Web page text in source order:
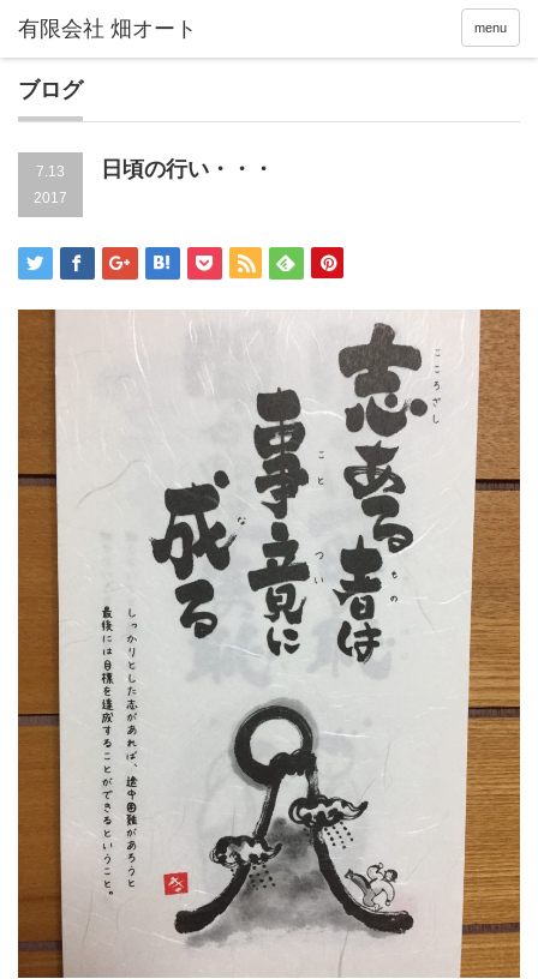
menu
ブログ
7.13
2017
日頃の行い・・・